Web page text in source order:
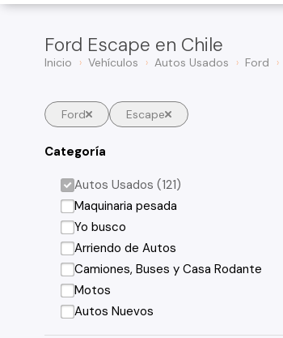
Ford Escape en Chile
Inicio Vehículos Autos Usados Ford
Ford Escape
Categoría
Autos Usados (121)
Maquinaria pesada
Yo busco
Arriendo de Autos
Camiones, Buses y Casa Rodante
Motos
Autos Nuevos